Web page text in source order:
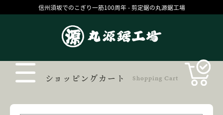
信州須坂でのこぎり一筋100周年 - 剪定鋸の丸源鋸工場
ショッピングカート Shopping Cart
Products